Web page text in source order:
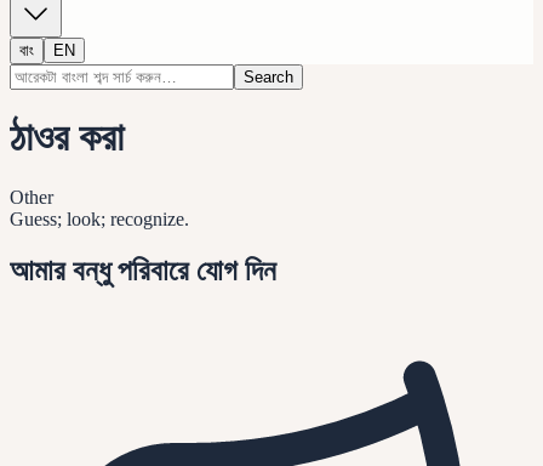
বাং
EN
Search
ঠাওর করা
Other
Guess; look; recognize.
আমার বন্ধু পরিবারে যোগ দিন